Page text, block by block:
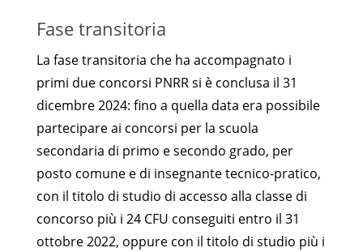
Fase transitoria
La fase transitoria che ha accompagnato i
primi due concorsi PNRR si è conclusa il 31
dicembre 2024: fino a quella data era possibile
partecipare ai concorsi per la scuola
secondaria di primo e secondo grado, per
posto comune e di insegnante tecnico-pratico,
con il titolo di studio di accesso alla classe di
concorso più i 24 CFU conseguiti entro il 31
ottobre 2022, oppure con il titolo di studio più i